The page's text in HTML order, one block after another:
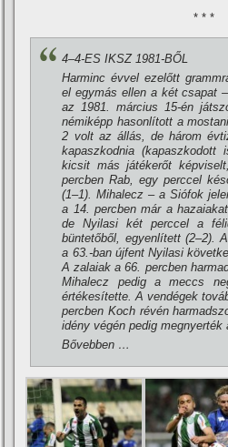
* * *
4–4-ES IKSZ 1981-BŐL
Harminc évvel ezelőtt
el egymás ellen a két csapat
az 1981. március 15-én
némiképp hasonlí­tott a
2 volt az állás, de három
kapaszkodnia
kicsit más játékerőt
percben Rab, egy perccel
(1–1). Mihalecz – a Siófok
a 14. percben már a
de Nyilasi két perccel a
büntetőből, egyenlí­tett (2–2).
a 63.-ban újfent Nyilasi
A zalaiak a 66. percben
Mihalecz pedig a meccs
értékesí­tette. A vendégek
percben Koch révén
idény végén pedig megnyerték
Bővebben …